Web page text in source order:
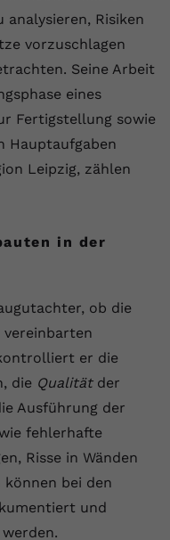
analysieren, Risiken
vorzuschlagen
Seine Arbeit
eines
Fertigstellung sowie
Hauptaufgaben
Leipzig, zählen
in der
ob die
er die
die Qualitätder
Ausführung der
fehlerhafte
Risse in Wänden
bei den
und
Ihre Consent-
anderem eine
Ihrer
falls der
dies eingestellt
verwendet, um die
und statistische
für das
verwendet, um
auf unserer
anzeigen
externe Inhalte,
anzubieten.
Cookie, um
zu sammeln,
auf der Website
Videos und